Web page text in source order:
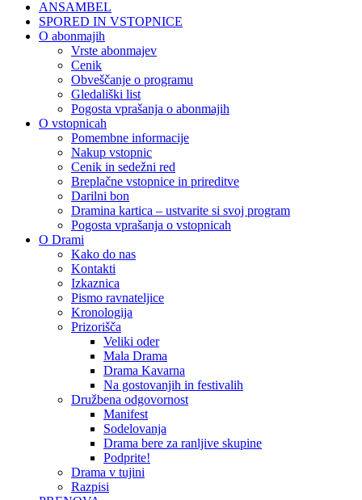
ANSAMBEL
SPORED IN VSTOPNICE
O abonmajih
Vrste abonmajev
Cenik
Obveščanje o programu
Gledališki list
Pogosta vprašanja o abonmajih
O vstopnicah
Pomembne informacije
Nakup vstopnic
Cenik in sedežni red
Breplačne vstopnice in prireditve
Darilni bon
Dramina kartica – ustvarite si svoj program
Pogosta vprašanja o vstopnicah
O Drami
Kako do nas
Kontakti
Izkaznica
Pismo ravnateljice
Kronologija
Prizorišča
Veliki oder
Mala Drama
Drama Kavarna
Na gostovanjih in festivalih
Družbena odgovornost
Manifest
Sodelovanja
Drama bere za ranljive skupine
Podprite!
Drama v tujini
Razpisi